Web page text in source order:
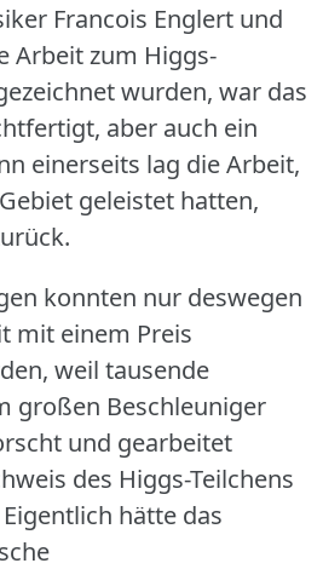
Francois Englert und
Arbeit zum Higgs-
wurden, war das
aber auch ein
einerseits lag die Arbeit,
geleistet hatten,
konnten nur deswegen
mit einem Preis
weil tausende
großen Beschleuniger
und gearbeitet
des Higgs-Teilchens
Eigentlich hätte das